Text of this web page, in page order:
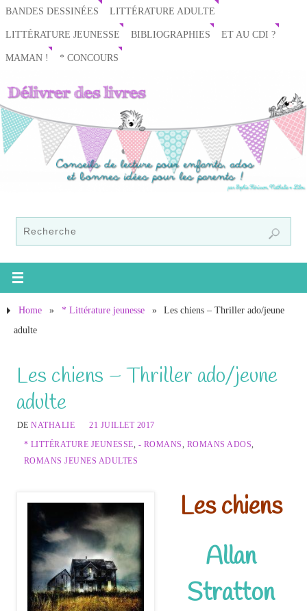
BANDES DESSINÉES LITTÉRATURE ADULTE
LITTÉRATURE JEUNESSE BIBLIOGRAPHIES ET AU CDI ?
MAMAN ! * CONCOURS
Home » * Littérature jeunesse »
Les chiens – Thriller ado/jeune
adulte
Les chiens – Thriller ado/jeune
adulte
DENATHALIE
21 JUILLET 2017
* LITTÉRATURE JEUNESSE, - ROMANS, ROMANS ADOS,
ROMANS JEUNES ADULTES
Les chiens
Allan
Stratton